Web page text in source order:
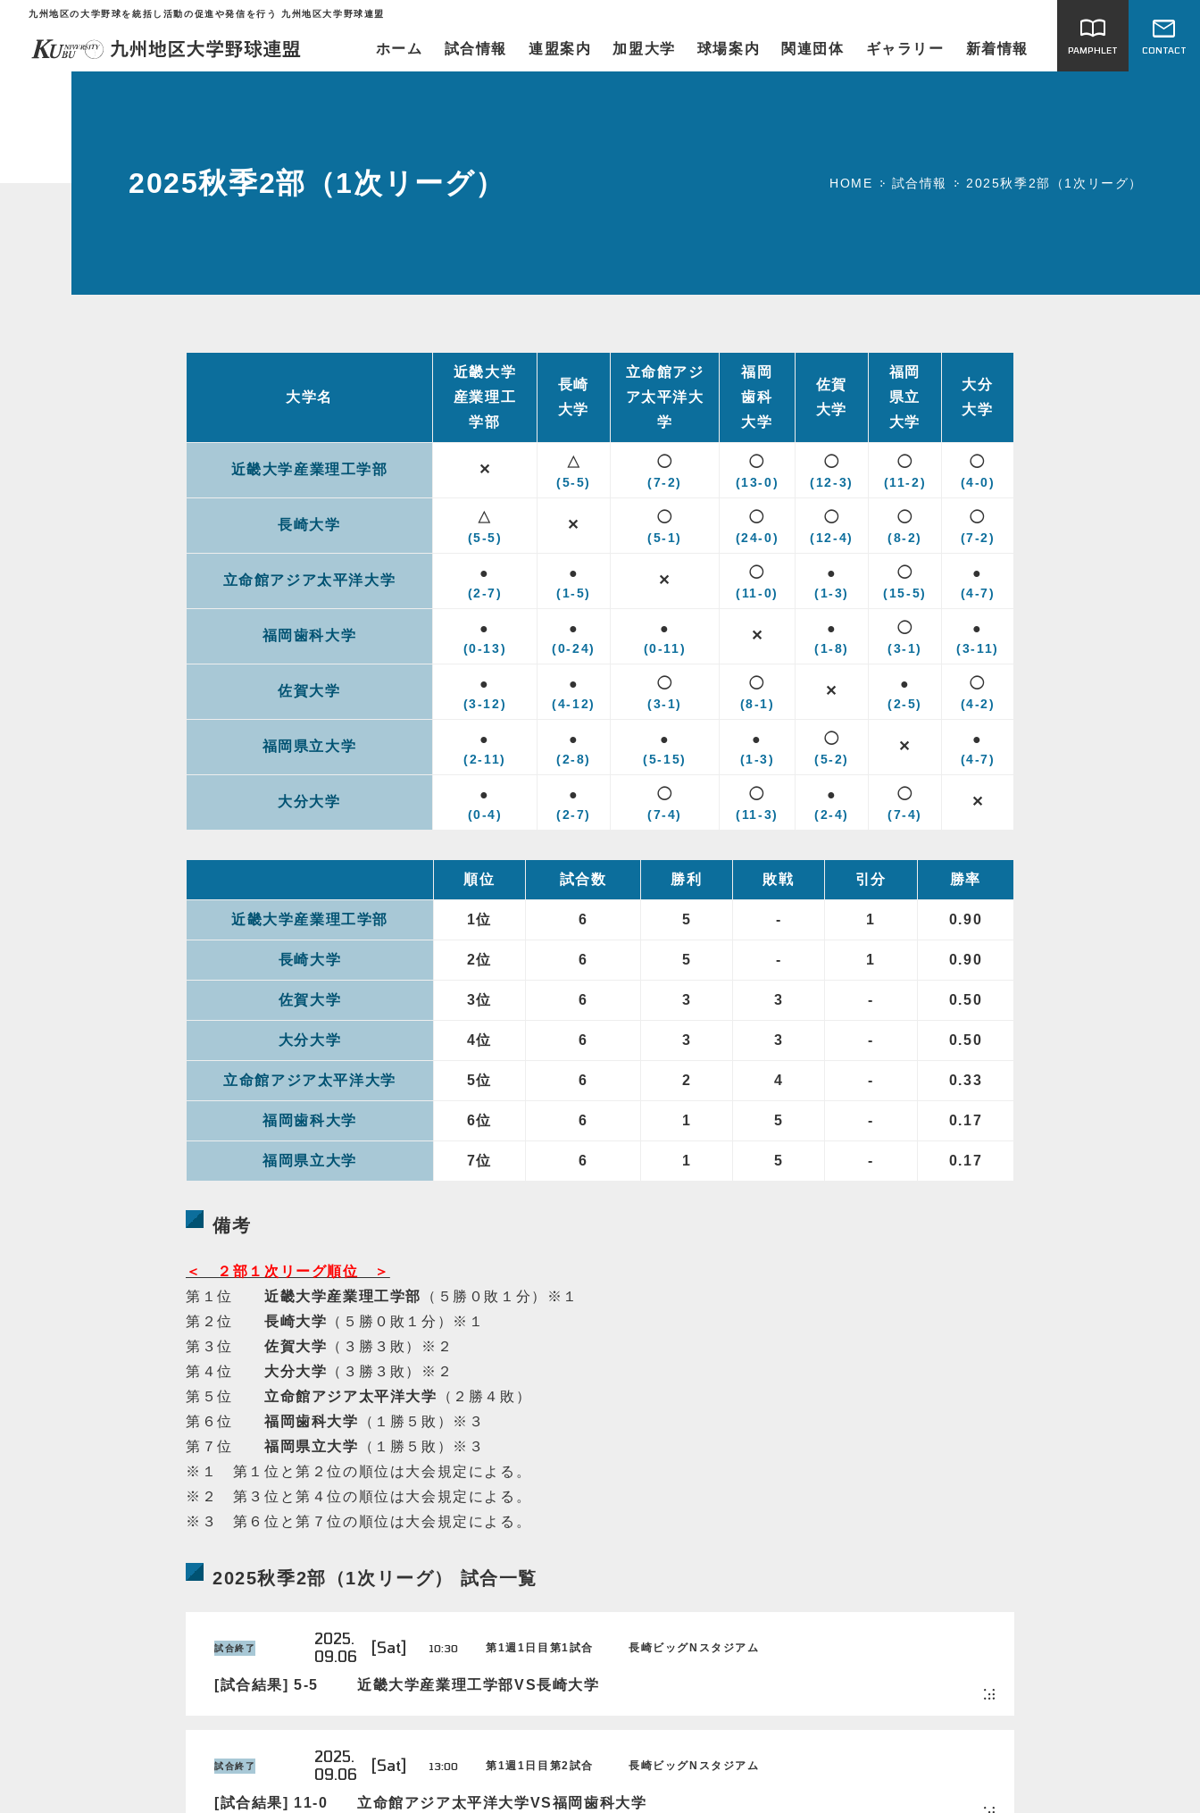
九州地区の大学野球を統括し活動の促進や発信を行う 九州地区大学野球連盟
ホーム 試合情報 連盟案内 加盟大学 球場案内 関連団体 ギャラリー 新着情報
import_contacts
PAMPHLET
mail
CONTACT
2025秋季2部（1次リーグ） HOME 試合情報 2025秋季2部（1次リーグ）
大学名
近畿大学
産業理工
学部
長崎
大学
立命館アジ
ア太平洋大
学
福岡
歯科
大学
佐賀
大学
福岡
県立
大学
大分
大学
近畿大学産業理工学部 ✕ △
(5-5)
◯
(7-2)
◯
(13-0)
◯
(12-3)
◯
(11-2)
◯
(4-0)
長崎大学 △
(5-5)
✕ ◯
(5-1)
◯
(24-0)
◯
(12-4)
◯
(8-2)
◯
(7-2)
立命館アジア太平洋大学 ●
(2-7)
●
(1-5)
✕ ◯
(11-0)
●
(1-3)
◯
(15-5)
●
(4-7)
福岡歯科大学 ●
(0-13)
●
(0-24)
●
(0-11)
✕ ●
(1-8)
◯
(3-1)
●
(3-11)
佐賀大学 ●
(3-12)
●
(4-12)
◯
(3-1)
◯
(8-1)
✕ ●
(2-5)
◯
(4-2)
福岡県立大学 ●
(2-11)
●
(2-8)
●
(5-15)
●
(1-3)
◯
(5-2)
✕ ●
(4-7)
大分大学 ●
(0-4)
●
(2-7)
◯
(7-4)
◯
(11-3)
●
(2-4)
◯
(7-4)
✕
順位 試合数 勝利 敗戦 引分 勝率
近畿大学産業理工学部 1位 6 5 - 1 0.90
長崎大学 2位 6 5 - 1 0.90
佐賀大学 3位 6 3 3 - 0.50
大分大学 4位 6 3 3 - 0.50
立命館アジア太平洋大学 5位 6 2 4 - 0.33
福岡歯科大学 6位 6 1 5 - 0.17
福岡県立大学 7位 6 1 5 - 0.17
備考
＜ ２部１次リーグ順位 ＞
第１位 近畿大学産業理工学部
（５勝０敗１分）※１
第２位 長崎大学 （５勝０敗１分）※１
第３位 佐賀大学 （３勝３敗）※２
第４位 大分大学 （３勝３敗）※２
第５位 立命館アジア太平洋大学 （２勝４敗）
第６位 福岡歯科大学 （１勝５敗）※３
第７位 福岡県立大学 （１勝５敗）※３
※１ 第１位と第２位の順位は大会規定による。
※２ 第３位と第４位の順位は大会規定による。
※３ 第６位と第７位の順位は大会規定による。
2025秋季2部（1次リーグ） 試合一覧
試合終了
2025.
09.06
[Sat] 10:30 第1週1日目第1試合 長崎ビッグNスタジアム
[試合結果] 5-5 近畿大学産業理工学部VS長崎大学
試合終了
2025.
09.06
[Sat] 13:00 第1週1日目第2試合 長崎ビッグNスタジアム
[試合結果] 11-0 立命館アジア太平洋大学VS福岡歯科大学